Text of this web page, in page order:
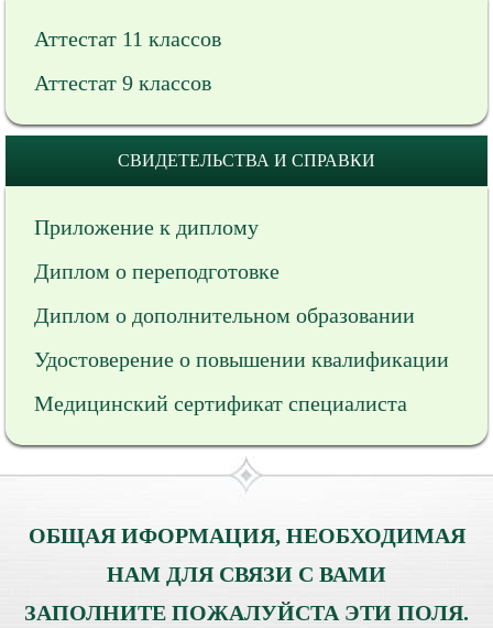
Аттестат 11 классов
Аттестат 9 классов
СВИДЕТЕЛЬСТВА И СПРАВКИ
Приложение к диплому
Диплом о переподготовке
Диплом о дополнительном образовании
Удостоверение о повышении квалификации
Медицинский сертификат специалиста
ОБЩАЯ ИФОРМАЦИЯ, НЕОБХОДИМАЯ
НАМ ДЛЯ СВЯЗИ С ВАМИ
ЗАПОЛНИТЕ ПОЖАЛУЙСТА ЭТИ ПОЛЯ.